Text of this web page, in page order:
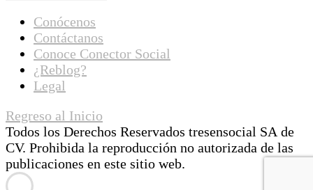
Conócenos
Contáctanos
Conoce Conector Social
¿Reblog?
Legal
Regreso al Inicio
Todos los Derechos Reservados tresensocial SA de
CV. Prohibida la reproducción no autorizada de las
publicaciones en este sitio web.